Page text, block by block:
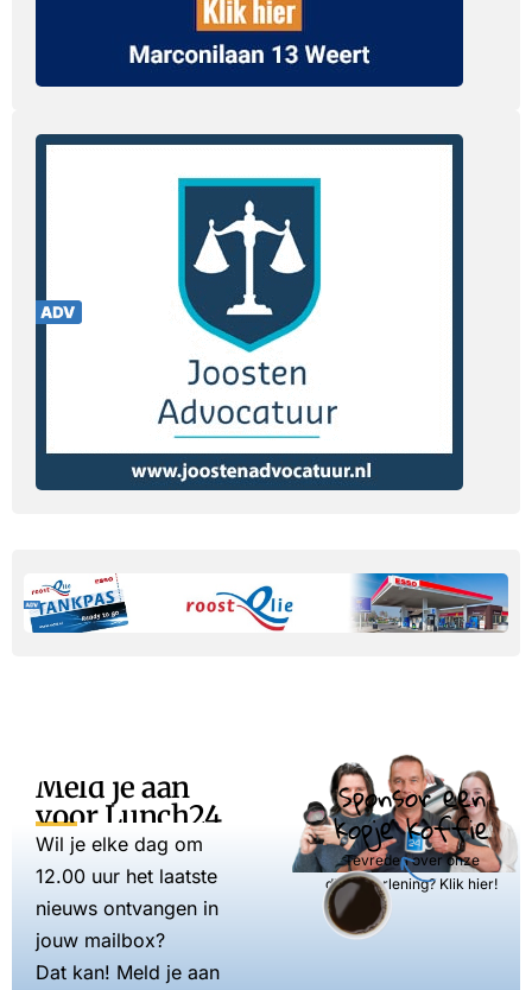
Meld je aan
voor Lunch24
Wil je elke dag om
12.00 uur het laatste
nieuws ontvangen in
jouw mailbox?
Dat kan! Meld je aan
Sponsor een
kopje koffie
Tevreden over onze
dienstverlening? Klik hier!